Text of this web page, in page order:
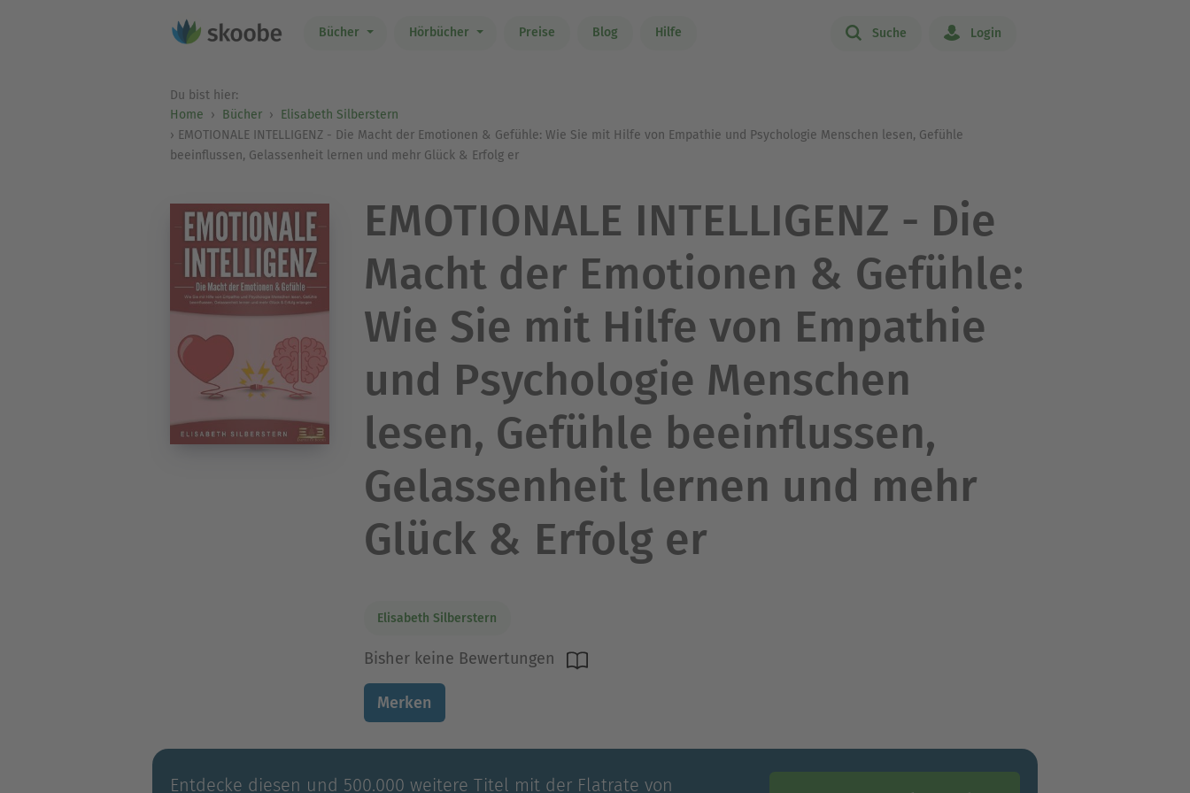
Bücher Hörbücher Preise Blog Hilfe Suche Login
Du bist hier:
Home
Bücher
Elisabeth Silberstern
EMOTIONALE INTELLIGENZ - Die Macht der Emotionen & Gefühle: Wie Sie mit Hilfe von Empathie und Psychologie Menschen lesen, Gefühle
beeinflussen, Gelassenheit lernen und mehr Glück & Erfolg er
EMOTIONALE INTELLIGENZ - Die
Macht der Emotionen & Gefühle:
Wie Sie mit Hilfe von Empathie
und Psychologie Menschen
lesen, Gefühle beeinflussen,
Gelassenheit lernen und mehr
Glück & Erfolg er
Elisabeth Silberstern
Bisher keine Bewertungen
Merken
Entdecke diesen und 500.000 weitere Titel mit der Flatrate von